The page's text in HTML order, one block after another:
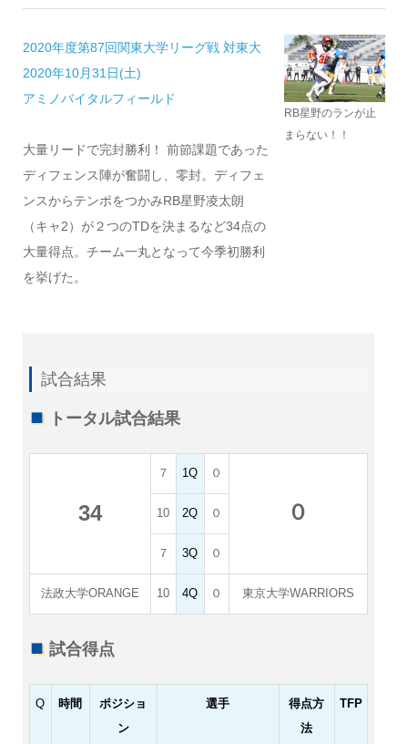
2020年度第87回関東大学リーグ戦 対東大
2020年10月31日(土)
アミノバイタルフィールド
大量リードで完封勝利！ 前節課題であった
ディフェンス陣が奮闘し、零封。ディフェ
ンスからテンポをつかみRB星野凌太朗
（キャ2）が２つのTDを決まるなど34点の
大量得点。チーム一丸となって今季初勝利
を挙げた。
RB星野のランが止
まらない！！
試合結果
トータル試合結果
34
７ 1Q ０
０
10 2Q ０
７ 3Q ０
法政大学ORANGE 10 4Q ０ 東京大学WARRIORS
試合得点
Q 時間
ポジショ
ン
選手
得点方
法
TFP